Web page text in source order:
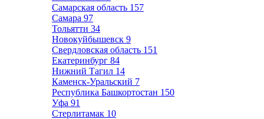
Самарская область 157
Самара 97
Тольятти 34
Новокуйбышевск 9
Свердловская область 151
Екатеринбург 84
Нижний Тагил 14
Каменск-Уральский 7
Республика Башкортостан 150
Уфа 91
Стерлитамак 10